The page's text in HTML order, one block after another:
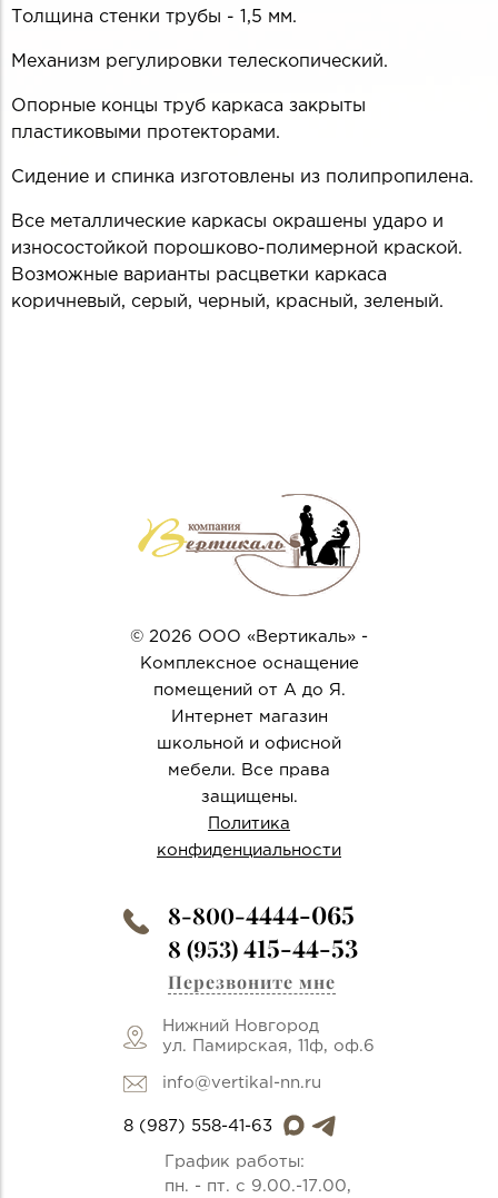
Толщина стенки трубы - 1,5 мм.
Механизм регулировки телескопический.
Опорные концы труб каркаса закрыты
пластиковыми протекторами.
Сидение и спинка изготовлены из полипропилена.
Все металлические каркасы окрашены ударо и
износостойкой порошково-полимерной краской.
Возможные варианты расцветки каркаса
коричневый, серый, черный, красный, зеленый.
© 2026 ООО «Вертикаль» -
Комплексное оснащение
помещений от А до Я.
Интернет магазин
школьной и офисной
мебели. Все права
защищены.
Политика
конфиденциальности
8-800-4444-065
8 (953)415-44-53
Перезвоните мне
Нижний Новгород
ул. Памирская, 11ф, оф.6
info@vertikal-nn.ru
8 (987) 558-41-63
График работы:
пн. - пт. с 9.00.-17.00,